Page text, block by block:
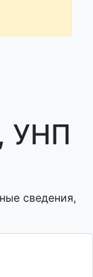
УНП
сведения,